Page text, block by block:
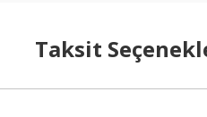
Taksit